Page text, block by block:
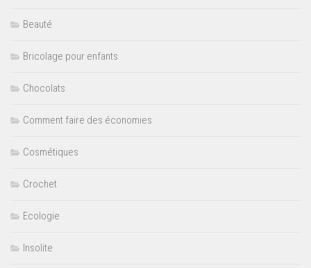
Beauté
Bricolage pour enfants
Chocolats
Comment faire des économies
Cosmétiques
Crochet
Ecologie
Insolite